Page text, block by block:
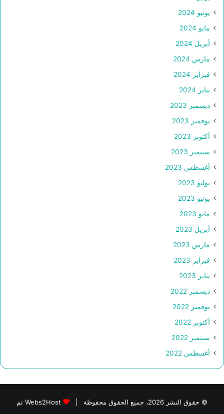
يونيو 2024
مايو 2024
أبريل 2024
مارس 2024
فبراير 2024
يناير 2024
ديسمبر 2023
نوفمبر 2023
أكتوبر 2023
سبتمبر 2023
أغسطس 2023
يوليو 2023
يونيو 2023
مايو 2023
أبريل 2023
مارس 2023
فبراير 2023
يناير 2023
ديسمبر 2022
نوفمبر 2022
أكتوبر 2022
سبتمبر 2022
أغسطس 2022
© حقوق النشر 2026، جميع الحقوق محفوظة | Webs2Host تم